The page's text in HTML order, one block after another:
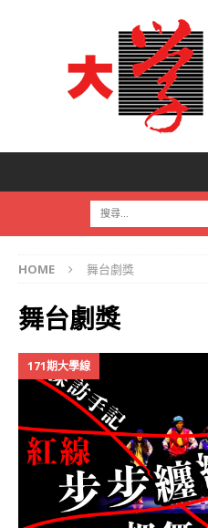
HOME 舞台劇獎
舞台劇獎
171期大學線